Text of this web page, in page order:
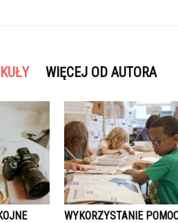
WIĘCEJ OD AUTORA
WYKORZYSTANIE